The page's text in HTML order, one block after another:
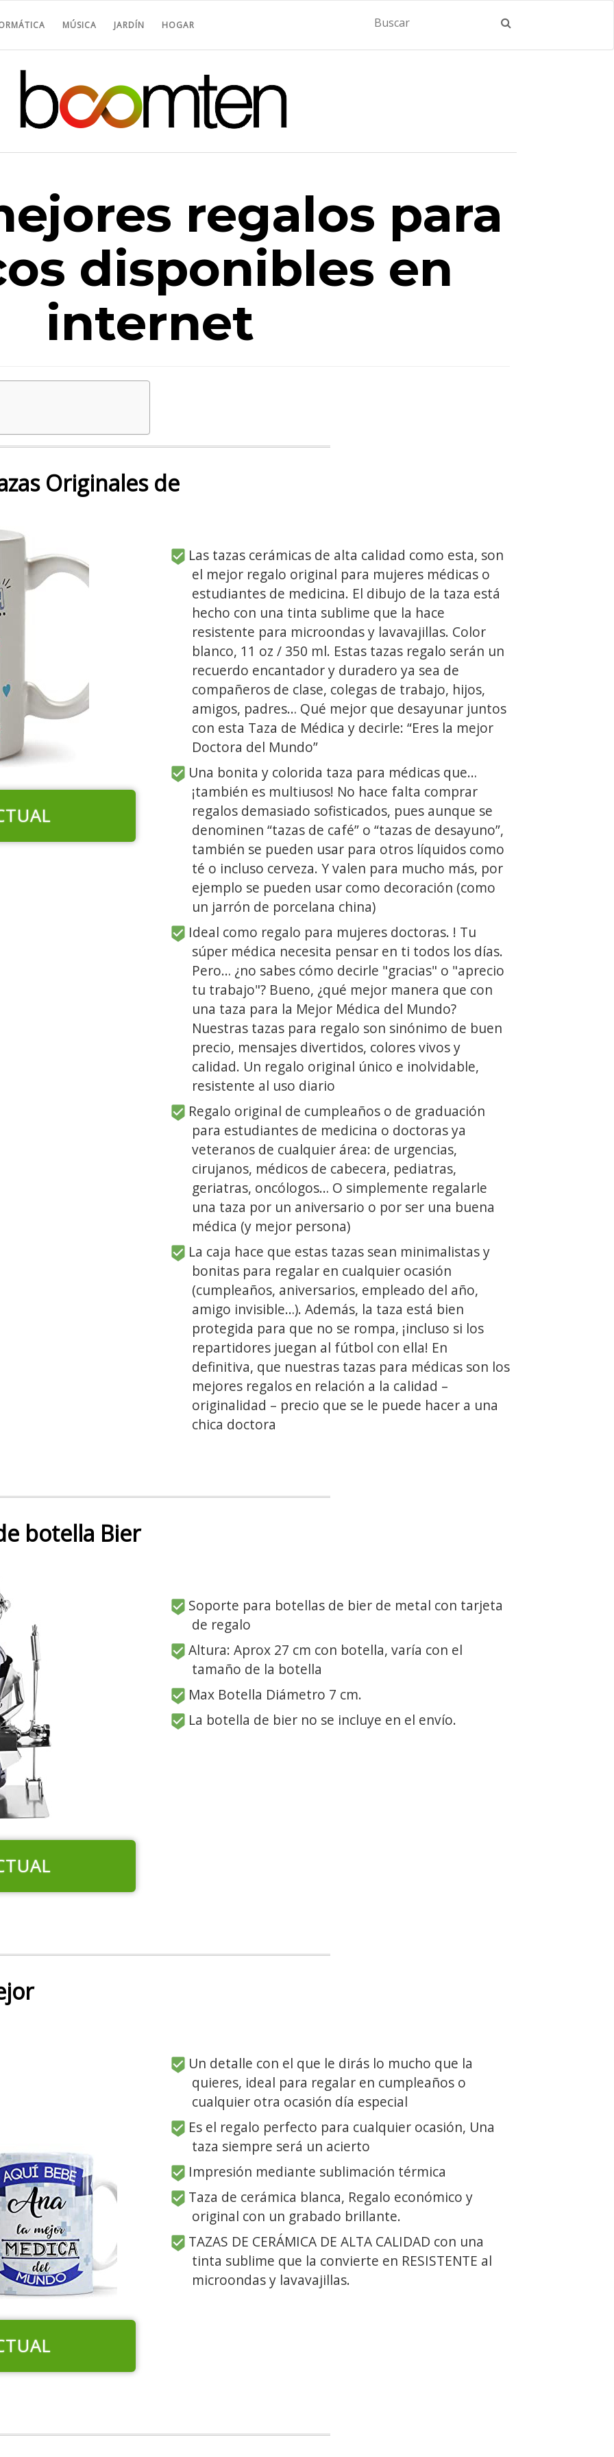
MÚSICA JARDÍN HOGAR
regalos para
disponibles en
internet
Originales de
Las tazas cerámicas de alta calidad como esta, son
el mejor regalo original para mujeres médicas o
estudiantes de medicina. El dibujo de la taza está
hecho con una tinta sublime que la hace
resistente para microondas y lavavajillas. Color
blanco, 11 oz / 350 ml. Estas tazas regalo serán un
recuerdo encantador y duradero ya sea de
compañeros de clase, colegas de trabajo, hijos,
amigos, padres… Qué mejor que desayunar juntos
con esta Taza de Médica y decirle: “Eres la mejor
Doctora del Mundo”
Una bonita y colorida taza para médicas que…
¡también es multiusos! No hace falta comprar
regalos demasiado sofisticados, pues aunque se
denominen “tazas de café” o “tazas de desayuno”,
también se pueden usar para otros líquidos como
té o incluso cerveza. Y valen para mucho más, por
ejemplo se pueden usar como decoración (como
un jarrón de porcelana china)
Ideal como regalo para mujeres doctoras. ! Tu
súper médica necesita pensar en ti todos los días.
Pero… ¿no sabes cómo decirle "gracias" o "aprecio
tu trabajo"? Bueno, ¿qué mejor manera que con
una taza para la Mejor Médica del Mundo?
Nuestras tazas para regalo son sinónimo de buen
precio, mensajes divertidos, colores vivos y
calidad. Un regalo original único e inolvidable,
resistente al uso diario
Regalo original de cumpleaños o de graduación
para estudiantes de medicina o doctoras ya
veteranos de cualquier área: de urgencias,
cirujanos, médicos de cabecera, pediatras,
geriatras, oncólogos… O simplemente regalarle
una taza por un aniversario o por ser una buena
médica (y mejor persona)
La caja hace que estas tazas sean minimalistas y
bonitas para regalar en cualquier ocasión
(cumpleaños, aniversarios, empleado del año,
amigo invisible…). Además, la taza está bien
protegida para que no se rompa, ¡incluso si los
repartidores juegan al fútbol con ella! En
definitiva, que nuestras tazas para médicas son los
mejores regalos en relación a la calidad –
originalidad – precio que se le puede hacer a una
chica doctora
botella Bier
Soporte para botellas de bier de metal con tarjeta
de regalo
Altura: Aprox 27 cm con botella, varía con el
tamaño de la botella
Max Botella Diámetro 7 cm.
La botella de bier no se incluye en el envío.
Un detalle con el que le dirás lo mucho que la
quieres, ideal para regalar en cumpleaños o
cualquier otra ocasión día especial
Es el regalo perfecto para cualquier ocasión, Una
taza siempre será un acierto
Impresión mediante sublimación térmica
Taza de cerámica blanca, Regalo económico y
original con un grabado brillante.
TAZAS DE CERÁMICA DE ALTA CALIDAD con una
tinta sublime que la convierte en RESISTENTE al
microondas y lavavajillas.